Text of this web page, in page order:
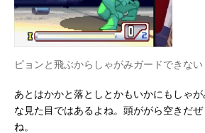
ピョンと飛ぶからしゃがみガードできな
あとはかかと落としとかもいかにもしゃ
な見た目ではあるよね。頭ががら空きだ
ね。